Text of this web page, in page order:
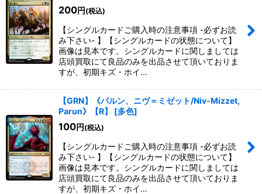
200円 (税込)
【シングルカードご購入時の注意事項 -必ずお読
み下さい- 】【シングルカードの状態について】
画像は見本です。シングルカードに関しましては
店頭買取にて良品のみを出品させて頂いておりま
すが、初期キズ・ホイ…
【GRN】《パルン、ニヴ＝ミゼット/Niv-Mizzet,
Parun》【R】
[多色]
100円 (税込)
【シングルカードご購入時の注意事項 -必ずお読
み下さい- 】【シングルカードの状態について】
画像は見本です。シングルカードに関しましては
店頭買取にて良品のみを出品させて頂いておりま
すが、初期キズ・ホイ…